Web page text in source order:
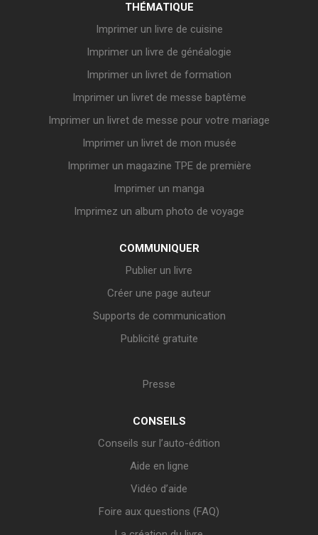
THÉMATIQUE
Imprimer un livre de cuisine
Imprimer un livre de généalogie
Imprimer un livret de formation
Imprimer un livret de messe baptême
Imprimer un livret de messe pour votre mariage
Imprimer un livret de mon musée
Imprimer un magazine TPE de première
Imprimer un manga
Imprimez un album photo de voyage
COMMUNIQUER
Publier un livre
Créer une page auteur
Supports de communication
Publicité gratuite
Presse
CONSEILS
Conseils sur l’auto-édition
Aide en ligne
Vidéo d’aide
Foire aux questions (FAQ)